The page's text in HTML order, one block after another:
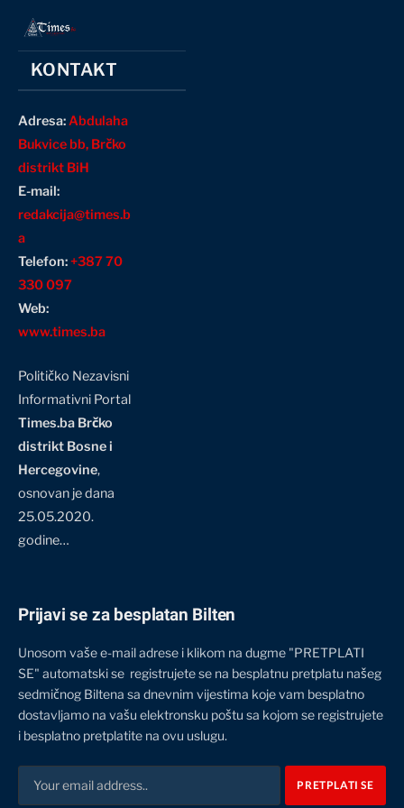
KONTAKT
Adresa:Abdulaha
Bukvice bb, Brčko
distrikt BiH
E-mail:
redakcija@times.b
a
Telefon:+387 70
330 097
Web:
www.times.ba
Političko Nezavisni
Informativni Portal
Times.ba Brčko
distrikt Bosne i
Hercegovine,
osnovan je dana
25.05.2020.
godine…
Prijavi se za besplatan Bilten
Unosom vaše e-mail adrese i klikom na dugme "PRETPLATI
SE" automatski se registrujete se na besplatnu pretplatu našeg
sedmičnog Biltena sa dnevnim vijestima koje vam besplatno
dostavljamo na vašu elektronsku poštu sa kojom se registrujete
i besplatno pretplatite na ovu uslugu.